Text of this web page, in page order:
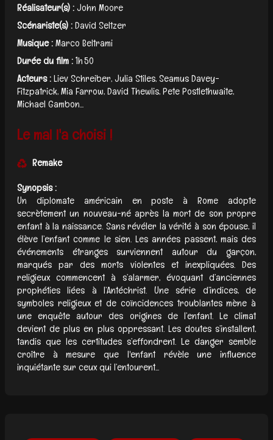
Réalisateur(s) :John Moore
Scénariste(s) :David Seltzer
Musique :Marco Beltrami
Durée du film :1h 50
Acteurs :Liev Schreiber, Julia Stiles, Seamus Davey-
Fitzpatrick, Mia Farrow, David Thewlis, Pete Postlethwaite,
Michael Gambon...
Le mal l'a choisi !
Remake
Synopsis :
Un diplomate américain en poste à Rome adopte
secrètement un nouveau-né après la mort de son propre
enfant à la naissance. Sans révéler la vérité à son épouse, il
élève l’enfant comme le sien. Les années passent, mais des
événements étranges surviennent autour du garçon,
marqués par des morts violentes et inexpliquées. Des
religieux commencent à s’alarmer, évoquant d’anciennes
prophéties liées à l’Antéchrist. Une série d’indices, de
symboles religieux et de coïncidences troublantes mène à
une enquête autour des origines de l’enfant. Le climat
devient de plus en plus oppressant. Les doutes s’installent,
tandis que les certitudes s’effondrent. Le danger semble
croître à mesure que l'enfant révèle une influence
inquiétante sur ceux qui l’entourent...